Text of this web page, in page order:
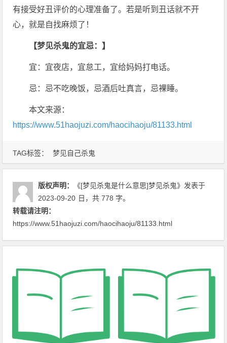
TAG标签： 梦见自己杀鬼
有接受好丑评价的心理准备了。若是听到丑话就不开
心，就是自找麻烦了！
【梦见杀鬼的宜忌：】
宜：宜夜店，宜怠工，宜给妈妈打电话。
忌：忌不吃晚饭，忌酒后吐真言，忌裸睡。
本文来源：
https://www.51haojuzi.com/haocihaoju/81133.html
版权声明： 《[梦见杀鬼是什么意思]梦见杀鬼》 发表于
2023-09-20 日 ，共 778 字。
转载请注明：
https://www.51haojuzi.com/haocihaoju/81133.html